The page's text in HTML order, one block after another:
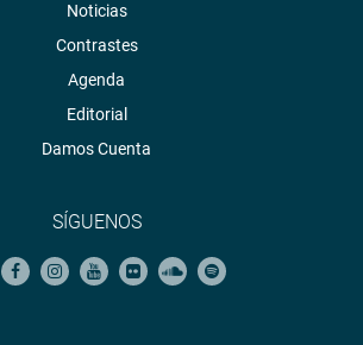
Noticias
Contrastes
Agenda
Editorial
Damos Cuenta
SÍGUENOS